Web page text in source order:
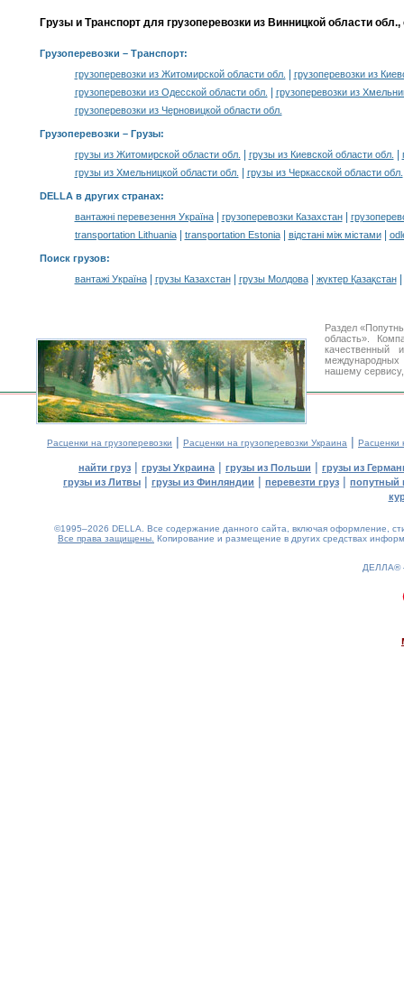
Грузы и Транспорт для грузоперевозки из Винницкой области
Грузоперевозки – Транспорт:
грузоперевозки из Житомирской области обл.
грузоперевозки из
грузоперевозки из Одесской области обл.
грузоперевозки из
грузоперевозки из Черновицкой области обл.
Грузоперевозки – Грузы:
грузы из Житомирской области обл.
грузы из Киевской области обл.
грузы из Хмельницкой области обл.
грузы из Черкасской области обл.
DELLA в других странах:
вантажні перевезення Україна| грузоперевозки Казахстан|
transportation Lithuania| transportation Estonia| відстані між містами|
Поиск грузов:
вантажі Україна| грузы Казахстан| грузы Молдова| жүктер Қазақстан|
Раздел
область».
международных
нашему
Расценки на грузоперевозки | Расценки на грузоперевозки Украина | Расценки
найти груз | грузы Украина | грузы из Польши | грузы из
грузы из Литвы | грузы из Финляндии | перевезти груз | попутный
©1995–2026 DELLA. Все содержание данного сайта, включая оформление,
Все права защищены. Копирование и размещение в других средствах